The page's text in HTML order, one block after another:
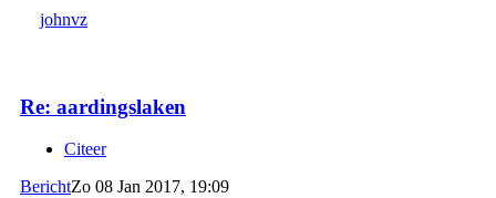
johnvz
Re: aardingslaken
Citeer
BerichtZo 08 Jan 2017, 19:09